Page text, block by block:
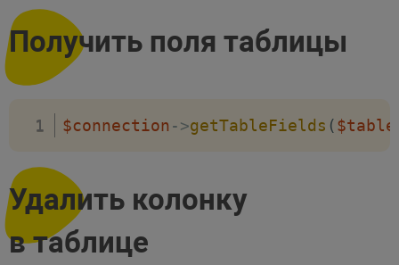
Получить поля таблицы
$connection->getTableFields (
Удалить колонку
в таблице